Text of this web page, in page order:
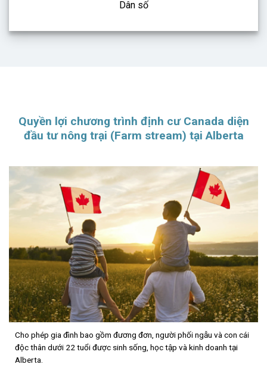
Dân số
Quyền lợi chương trình định cư Canada diện
đầu tư nông trại (Farm stream) tại Alberta
Cho phép gia đình bao gồm đương đơn, người phối ngẫu và con cái
độc thân dưới 22 tuổi được sinh sống, học tập và kinh doanh tại
Alberta.